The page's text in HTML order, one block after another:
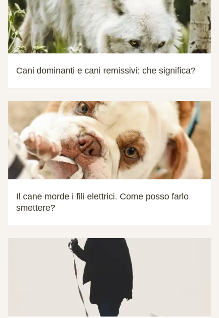
Cani dominanti e cani remissivi: che significa?
Il cane morde i fili elettrici. Come posso farlo
smettere?